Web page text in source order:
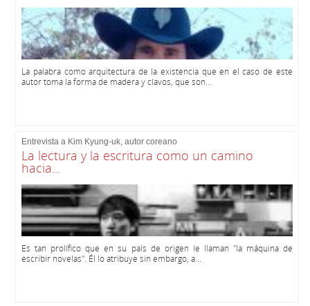
La palabra como arquitectura de la existencia que en el caso de este
autor toma la forma de madera y clavos, que son...
Entrevista a Kim Kyung-uk, autor coreano
La lectura y la escritura como un camino
hacia...
Es tan prolífico que en su país de origen le llaman "la máquina de
escribir novelas". Él lo atribuye sin embargo, a...